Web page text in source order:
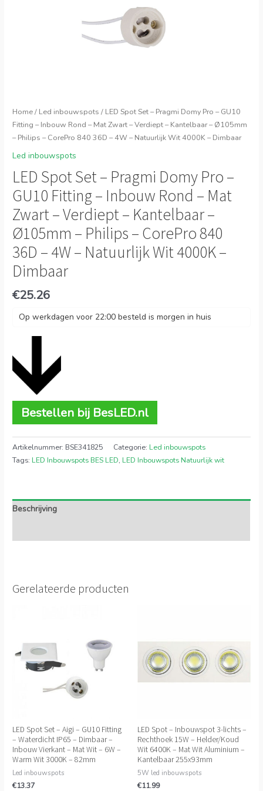
Home/ Led inbouwspots / LED Spot Set – Pragmi Domy Pro – GU10
Fitting – Inbouw Rond – Mat Zwart – Verdiept – Kantelbaar – Ø105mm
– Philips – CorePro 840 36D – 4W – Natuurlijk Wit 4000K – Dimbaar
Led inbouwspots
LED Spot Set – Pragmi Domy Pro –
GU10 Fitting – Inbouw Rond – Mat
Zwart – Verdiept – Kantelbaar –
Ø105mm – Philips – CorePro 840
36D – 4W – Natuurlijk Wit 4000K –
Dimbaar
€25.26
Op werkdagen voor 22:00 besteld is morgen in huis
Bestellen bij BesLED.nl
Artikelnummer: BSE341825 Categorie: Led inbouwspots
Tags: LED Inbouwspots BES LED, LED Inbouwspots Natuurlijk wit
Beschrijving
Gerelateerde producten
LED Spot Set – Aigi – GU10 Fitting
– Waterdicht IP65 – Dimbaar –
Inbouw Vierkant – Mat Wit – 6W –
Warm Wit 3000K – 82mm
Led inbouwspots
€13.37
LED Spot – Inbouwspot 3-lichts –
Rechthoek 15W – Helder/Koud
Wit 6400K – Mat Wit Aluminium –
Kantelbaar 255x93mm
5W led inbouwspots
€11.99